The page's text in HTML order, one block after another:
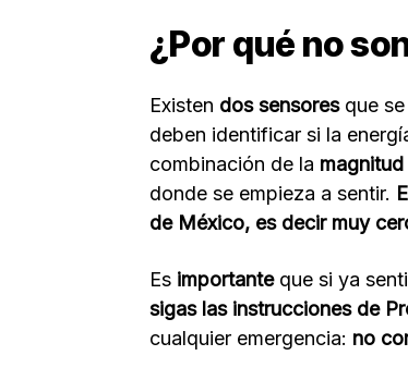
¿Por qué no
Existen dos sensoresque se
deben identificar si la
combinación de la
donde se empieza a sentir.
de México, es decir muy
Es importanteque si ya
sigas las instrucciones de
cualquier emergencia: no